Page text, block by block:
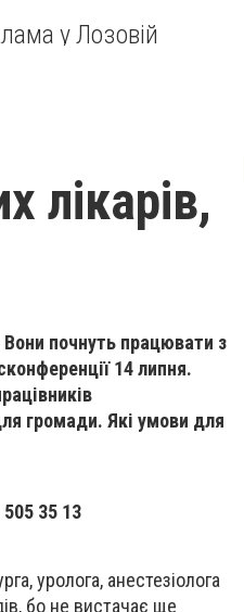
у Лозовій
лікарів,
Вони почнуть працювати з
14 липня.
громади. Які умови для
505 35 13
уролога, анестезіолога
бо не вистачає ще